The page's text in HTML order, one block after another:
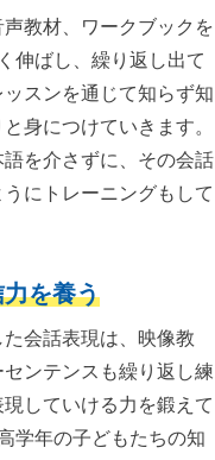
教材、ワークブックを
伸ばし、繰り返し出て
スンを通じて知らず知
身につけていきます。
を介さずに、その会話
にトレーニングもして
を養う
会話表現は、映像教
ンテンスも繰り返し練
していける力を鍛えて
学年の子どもたちの知